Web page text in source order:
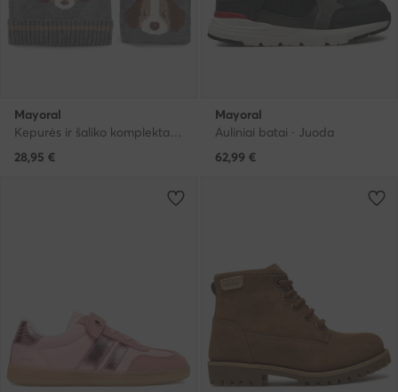
Mayoral
Kepurės ir šaliko komplektas · Pilka
28,95 €
Mayoral
Auliniai batai · Juoda
62,99 €